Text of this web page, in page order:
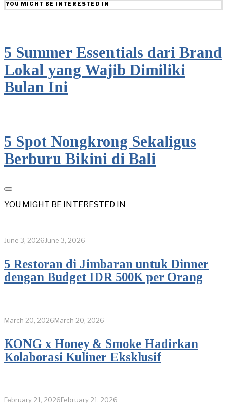
YOU MIGHT BE INTERESTED IN
5 Summer Essentials dari Brand
Lokal yang Wajib Dimiliki
Bulan Ini
5 Spot Nongkrong Sekaligus
Berburu Bikini di Bali
YOU MIGHT BE INTERESTED IN
June 3, 2026June 3, 2026
5 Restoran di Jimbaran untuk Dinner
dengan Budget IDR 500K per Orang
March 20, 2026March 20, 2026
KONG x Honey & Smoke Hadirkan
Kolaborasi Kuliner Eksklusif
February 21, 2026February 21, 2026